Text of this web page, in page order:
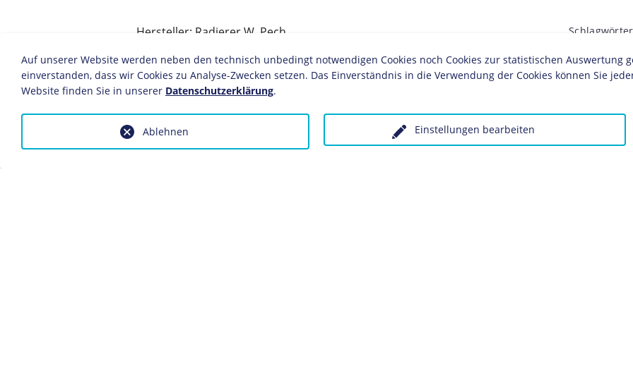
Hersteller: Radierer W. Pech
Kaltnadelradierung auf Papier
19,8 x 14,8 cm
Inv.-Nr.: Gr 60/844
Dieses Objekt ist eingebunden in folgende LeMO-Seite:
Graphik
Kaiserreich
Auf unserer Website werden neben den technisch unbedingt notwendigen Cookies noch Cookies zur statistischen Auswertung
einverstanden, dass wir Cookies zu Analyse-Zwecken setzen. Das Einverständnis in die Verwendung der Cookies können Sie
Website finden Sie in unserer Datenschutzerklärung.
Einstellungen bearbeiten
Ablehnen